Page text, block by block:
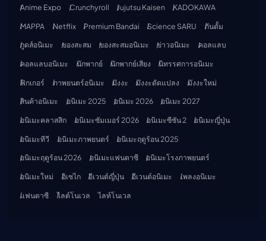
Anime Expo Crunchyroll Jujutsu Kaisen
KADOKAWA
MAPPA
Netflix Premium Bandai Science SARU
กันดั้ม
กูดส์อนิเมะ
ของสะสม ของสะสมอนิเมะ ข่าวอนิเมะ
คอลแลบ
คอลแลบอนิเมะ
นักพากย์ นักพากย์เสียง
นิทรรศการอนิเมะ
ฟิกเกอร์
ภาพยนตร์อนิเมะ มังงะ มังงะดัดแปลง
มังงะใหม่
สินค้าอนิเมะ
อนิเมะ 2025 อนิเมะ 2026
อนิเมะ 2027
อนิเมะคลาสสิก
อนิเมะซัมเมอร์ 2026 อนิเมะซีซัน 2
อนิเมะญี่ปุ่น
อนิเมะทีวี
อนิเมะภาพยนตร์
อนิเมะฤดูร้อน 2025
อนิเมะฤดูร้อน 2026
อนิเมะแฟนตาซี
อนิเมะโรงภาพยนตร์
อนิเมะใหม่
อิเซไก อีเวนต์ญี่ปุ่น อีเวนต์อนิเมะ
เพลงอนิเมะ
แฟนตาซี
ไลต์โนเวล ไลท์โนเวล